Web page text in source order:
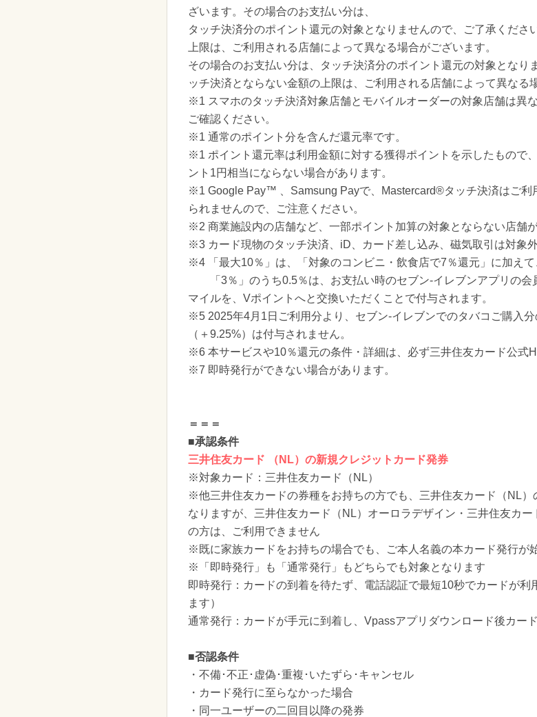
ざいます。その場合のお支払い分は、
タッチ決済分のポイント還元の対象となりませんので、ご了承くださ
上限は、ご利用される店舗によって異なる場合がございます。
その場合のお支払い分は、タッチ決済分のポイント還元の対象となり
ッチ決済とならない金額の上限は、ご利用される店舗によって異なる
※1 スマホのタッチ決済対象店舗とモバイルオーダーの対象店舗は異
ご確認ください。
※1 通常のポイント分を含んだ還元率です。
※1 ポイント還元率は利用金額に対する獲得ポイントを示したもので
ント1円相当にならない場合があります。
※1 Google Pay™ 、Samsung Payで、Mastercard®タッチ決済はご利
られませんので、ご注意ください。
※2 商業施設内の店舗など、一部ポイント加算の対象とならない店舗が
※3 カード現物のタッチ決済、iD、カード差し込み、磁気取引は対象外
※4 「最大10％」は、「対象のコンビニ・飲食店で7％還元」に加えて
「3％」のうち0.5％は、お支払い時のセブン-イレブンアプリの会
マイルを、Vポイントへと交換いただくことで付与されます。
※5 2025年4月1日ご利用分より、セブン‐イレブンでのタバコご購入
（＋9.25%）は付与されません。
※6 本サービスや10％還元の条件・詳細は、必ず三井住友カード公式
※7 即時発行ができない場合があります。
＝＝＝
■承認条件
三井住友カード （NL）の新規クレジットカード発券
※対象カード：三井住友カード（NL）
※他三井住友カードの券種をお持ちの方でも、三井住友カード（NL）
なりますが、三井住友カード（NL）オーロラデザイン・三井住友カ
の方は、ご利用できません
※既に家族カードをお持ちの場合でも、ご本人名義の本カード発行が
※「即時発行」も「通常発行」もどちらでも対象となります
即時発行：カードの到着を待たず、電話認証で最短10秒でカードが
ます）
通常発行：カードが手元に到着し、Vpassアプリダウンロード後カー
■否認条件
・不備･不正･虚偽･重複･いたずら･キャンセル
・カード発行に至らなかった場合
・同一ユーザーの二回目以降の発券